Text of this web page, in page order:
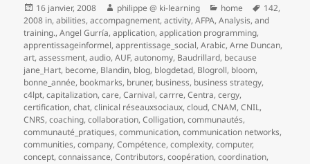
Publié
le
16 janvier, 2008 Auteur
philippe @ ki-learning Catégories
home
Mots-
clés
142,
2008 in,abilities,accompagnement,activity,AFPA,Analysis,and
training.,Angel Gurría,application,application programming,
apprentissageinformel,apprentissage_social,Arabic,Arne Duncan,
art,assessment,audio,AUF,autonomy, Baudrillard, because
jane_Hart, become, Blandin, blog, blogdetad, Blogroll, bloom,
bonne_année, bookmarks, bruner, business, business strategy,
c4lpt,capitalization,care,Carnival,carrre,Centra,cergy,
certification,chat,clinical réseauxsociaux,cloud,CNAM,CNIL,
CNRS,coaching,collaboration,Colligation,communautés,
communauté_pratiques,communication,communication networks,
communities,company,Compétence,complexity,computer,
concept,connaissance,Contributors,coopération,coordination,